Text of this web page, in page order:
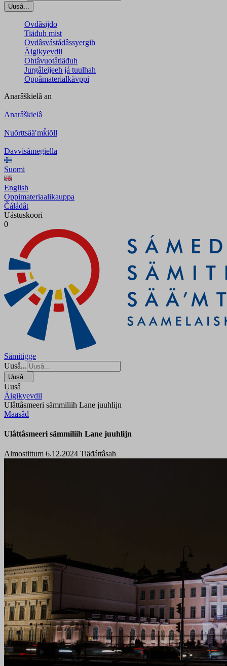
Uusâ...
Ovdâsijđo
Tiäđuh mist
Ovdâsvástádâssyergih
Äigikyevdil
Ohtâvuotâtiäđuh
Jurgâleijeeh já tuulhah
Oppâmaterialkävppi
Anarâškielâ an
Anarâškielâ
Nuõrttsääʹmǩiõll
Davvisámegiella
Suomi
English
Oppimateriaalikauppa
Čáládât
Uástuskoori
0
Sämitigge
Uusâ...
Uusâ...
Uusâ
Äigikyevdil
Ulâttâsmeeri sämmiliih Lane juuhlijn
Maasâd
Ulâttâsmeeri sämmiliih Lane juuhlijn
Almostittum 6.12.2024 Tiäđáttâsah